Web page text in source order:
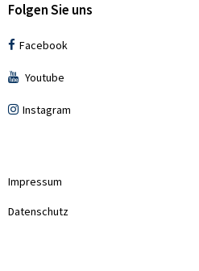
Folgen Sie uns
Facebook
Youtube
Instagram
Impressum
Datenschutz